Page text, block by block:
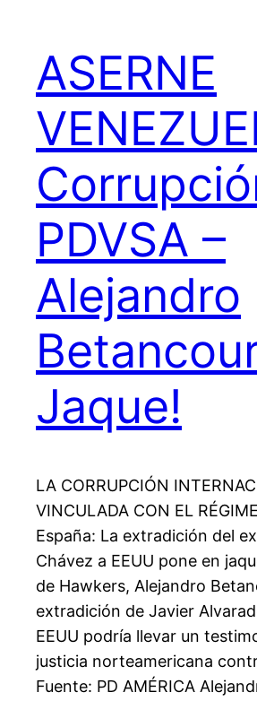
ASERNE
PDVSA –
Alejandro
Jaque!
LA CORRUPCIÓN
VINCULADA CON EL
España: La extradición del
Chávez a EEUU pone en
de Hawkers, Alejandro
extradición de Javier
EEUU podría llevar un
justicia norteamericana
Fuente: PD AMÉRICA